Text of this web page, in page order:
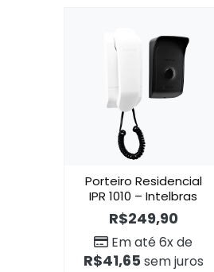
Porteiro Residencial
IPR 1010 – Intelbras
R$249,90
Em até 6x de
R$41,65 sem juros